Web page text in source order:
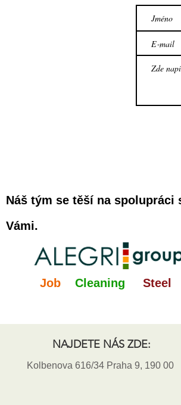
Náš tým se těší na spolupráci
Vámi.
Job Cleaning Steel
NAJDETE NÁS ZDE:
Kolbenova 616/34 Praha 9, 190 00